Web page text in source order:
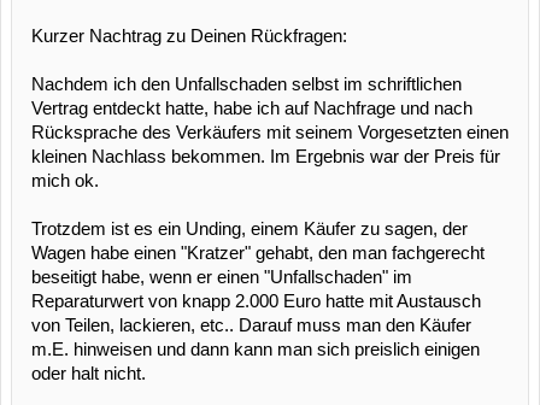
Kurzer Nachtrag zu Deinen Rückfragen:
Nachdem ich den Unfallschaden selbst im schriftlichen
Vertrag entdeckt hatte, habe ich auf Nachfrage und nach
Rücksprache des Verkäufers mit seinem Vorgesetzten einen
kleinen Nachlass bekommen. Im Ergebnis war der Preis für
mich ok.
Trotzdem ist es ein Unding, einem Käufer zu sagen, der
Wagen habe einen "Kratzer" gehabt, den man fachgerecht
beseitigt habe, wenn er einen "Unfallschaden" im
Reparaturwert von knapp 2.000 Euro hatte mit Austausch
von Teilen, lackieren, etc.. Darauf muss man den Käufer
m.E. hinweisen und dann kann man sich preislich einigen
oder halt nicht.